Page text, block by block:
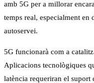
amb 5G per a millorar
temps real, especialment
autoservei.
5G funcionarà com a
Aplicacions tecnològiques
latència requeriran el suport